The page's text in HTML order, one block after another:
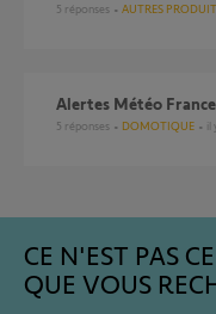
5 réponses AUTRES
Alertes Météo
5 réponses DOMOTIQUE
CE N'EST PAS CE
QUE VOUS